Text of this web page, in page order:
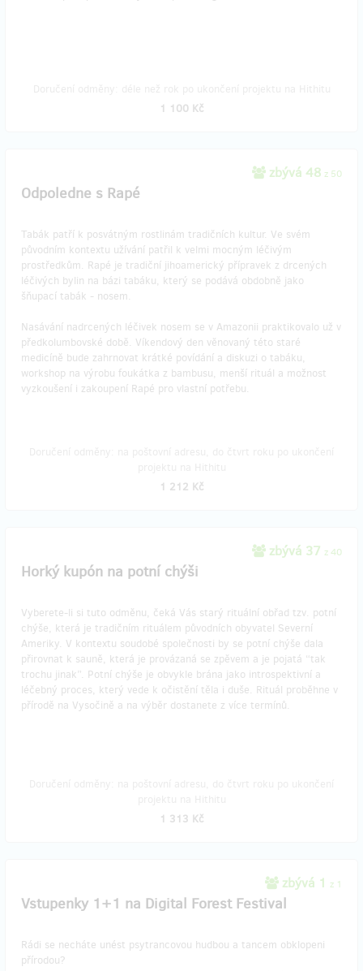
1 100 Kč
zbývá 48 z 50
Odpoledne s Rapé
Tabák patří k posvátným rostlinám tradičních kultur. Ve svém
původním kontextu užívání patřil k velmi mocným léčivým
prostředkům. Rapé je tradiční jihoamerický přípravek z drcených
léčivých bylin na bázi tabáku, který se podává obdobně jako
šňupací tabák - nosem.
Nasávání nadrcených léčivek nosem se v Amazonii praktikovalo už v
předkolumbovské době. Víkendový den věnovaný této staré
medicíně bude zahrnovat krátké povídání a diskuzi o tabáku,
workshop na výrobu foukátka z bambusu, menší rituál a možnost
vyzkoušení i zakoupení Rapé pro vlastní potřebu.
1 212 Kč
zbývá 37 z 40
Horký kupón na potní chýši
Vyberete-li si tuto odměnu, čeká Vás starý rituální obřad tzv. potní
chýše, která je tradičním rituálem původních obyvatel Severní
Ameriky. V kontextu soudobé společnosti by se potní chýše dala
přirovnat k sauně, která je provázaná se zpěvem a je pojatá “tak
trochu jinak”. Potní chýše je obvykle brána jako introspektivní a
léčebný proces, který vede k očistění těla i duše. Rituál proběhne v
přírodě na Vysočině a na výběr dostanete z více termínů.
1 313 Kč
zbývá 1 z 1
Vstupenky 1+1 na Digital Forest Festival
Rádi se necháte unést psytrancovou hudbou a tancem obklopeni
přírodou?